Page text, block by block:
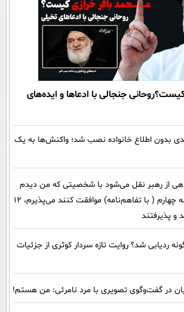
جنجالی با ادعاها و ایده‌های
بدون اطلاع خانواده نصب شد؛ واکنش‌ها به یک
از رهبر نقل می‌شود با شخصیتی که من دیدم
تطابق ندارد/ گفتند سه چهارم ( با تفاهم‌نامه) موافقت کنند می‌پذیرم، 12
ردیابی شد؟ روایت تازه سردار کوثری از جزئیات
در گفت‌و‌گوی تصویری با مرد نامرئی: من هستم!